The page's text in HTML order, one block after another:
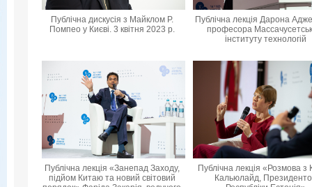
Публічна дискусія з Майклом Р.
Помпео у Києві. 3 квітня 2023 р.
Публічна лекція Дарона
професора
інституту технологій
Публічна лекція «Занепад Заходу,
підйом Китаю та новий світовий
Публічна лекція «Розмова з
Кальюлайд,